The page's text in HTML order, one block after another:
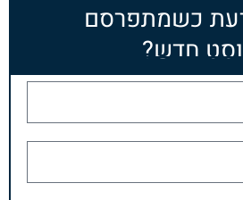
כשמתפרסם
חדש?